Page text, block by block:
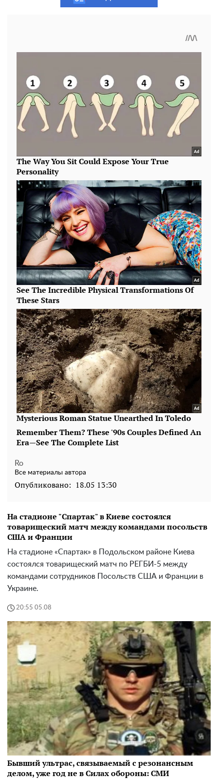
Ro
Все материалы автора
Опубликовано: 18.05 13:30
На стадионе "Спартак" в Киеве состоялся
товарищеский матч между командами посольств
США и Франции
На стадионе «Спартак» в Подольском районе Киева
состоялся товарищеский матч по РЕГБИ-5 между
командами сотрудников Посольств США и Франции в
Украине.
20:55 05.08
Бывший ультрас, связываемый с резонансным
делом, уже год не в Силах обороны: СМИ